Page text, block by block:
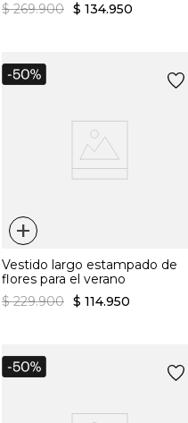
$ 269.900 $ 134.950
+
Vestido largo estampado de
flores para el verano
$ 229.900 $ 114.950